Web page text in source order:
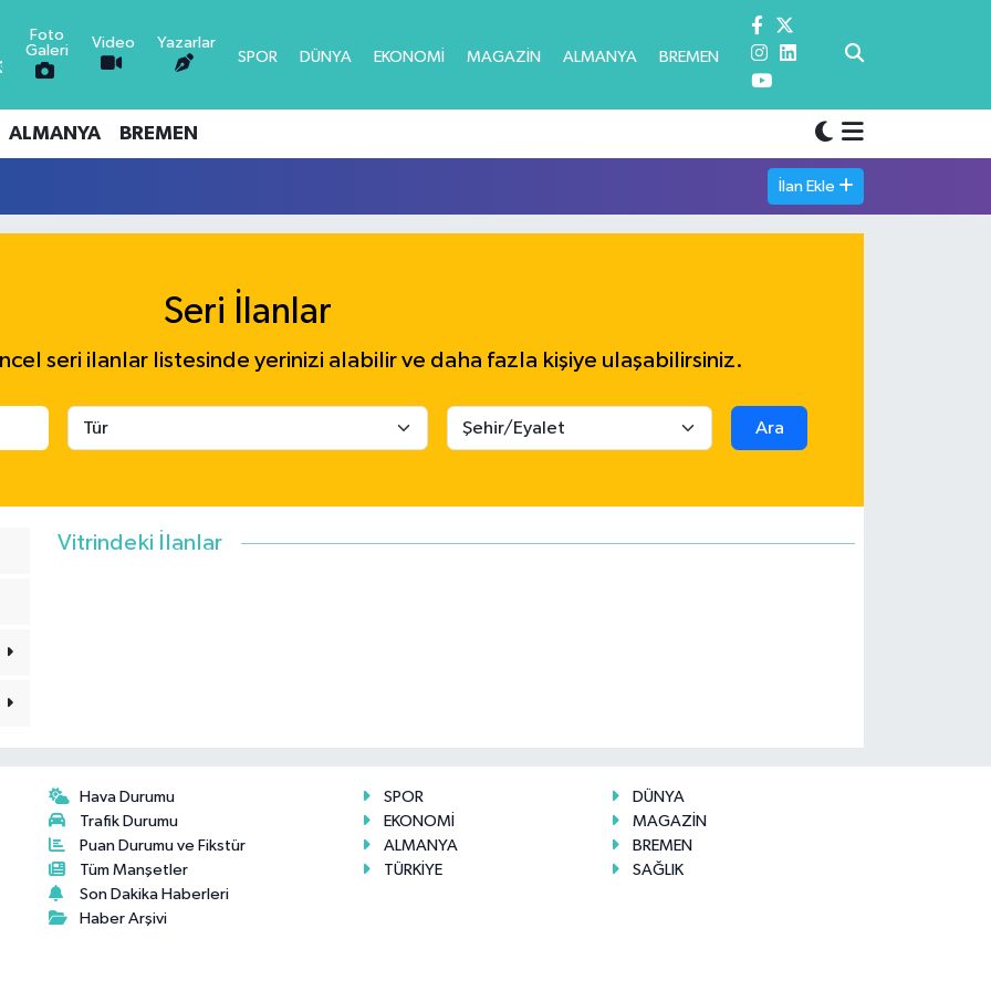
-0.1
0.18
0.32
Foto
Galeri
Video
Yazarlar
SPOR
DÜNYA EKONOMİ MAGAZİN ALMANYA BREMEN
ALMANYA BREMEN
İlan Ekle
Seri İlanlar
seri ilanlar listesinde yerinizi alabilir ve daha fazla kişiye ulaşabilirsiniz.
Ara
Vitrindeki İlanlar
Hava Durumu
Trafik Durumu
Puan Durumu ve Fikstür
Tüm Manşetler
Son Dakika Haberleri
Haber Arşivi
SPOR
DÜNYA
EKONOMİ
MAGAZİN
ALMANYA
BREMEN
TÜRKİYE
SAĞLIK